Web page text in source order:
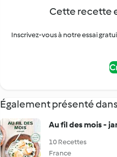
Cette recette
Inscrivez-vous à notre essai
Également présenté dans
Au fil des mois -
10 Recettes
France